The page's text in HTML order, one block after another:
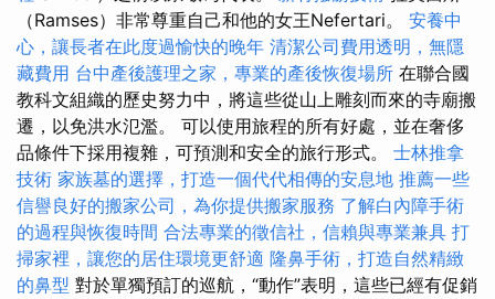
（Ramses）非常尊重自己和他的女王Nefertari。 安養中
心，讓長者在此度過愉快的晚年 清潔公司費用透明，無隱
藏費用 台中產後護理之家，專業的產後恢復場所 在聯合國
教科文組織的歷史努力中，將這些從山上雕刻而來的寺廟搬
遷，以免洪水氾濫。 可以使用旅程的所有好處，並在奢侈
品條件下採用複雜，可預測和安全的旅行形式。 士林推拿
技術 家族墓的選擇，打造一個代代相傳的安息地 推薦一些
信譽良好的搬家公司，為你提供搬家服務 了解白內障手術
的過程與恢復時間 合法專業的徵信社，信賴與專業兼具 打
掃家裡，讓您的居住環境更舒適 隆鼻手術，打造自然精緻
的鼻型 對於單獨預訂的巡航，“動作”表明，這些已經有促銷